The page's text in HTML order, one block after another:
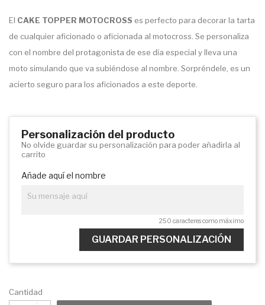
El CAKE TOPPER MOTOCROSS es perfecto para decorar la tarta
de cualquier aficionado o aficionada al motocross. Se personaliza
con el nombre del protagonista de ese día especial y lleva una
moto simulando que va subiéndose al nombre. Sorpréndele, es un
acierto seguro para los aficionados a este deporte.
Personalización del producto
No olvide guardar su personalización para poder añadirla al
carrito
Añade aquí el nombre
250 caracteres como máximo
GUARDAR PERSONALIZACIÓN
Cantidad